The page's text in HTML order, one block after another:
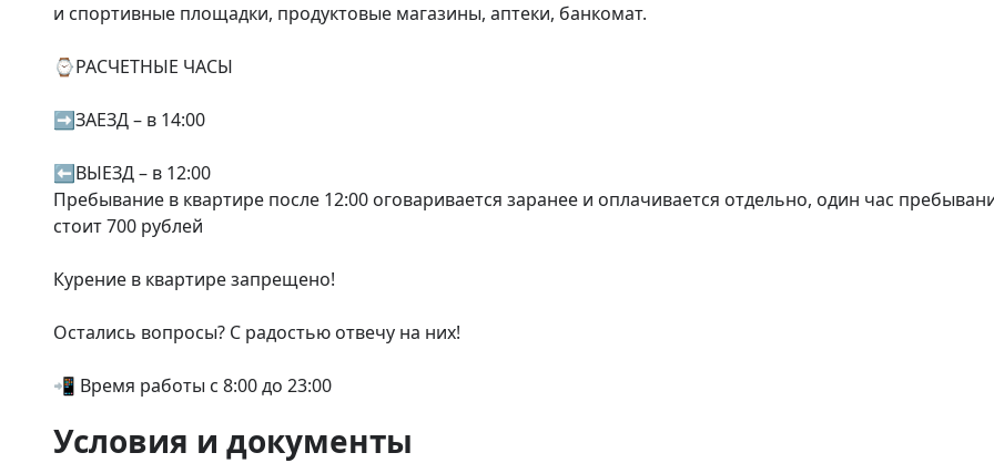
и спортивные площадки, продуктовые магазины, аптеки, банкомат.
⌚️РАСЧЕТНЫЕ ЧАСЫ
➡️ЗАЕЗД – в 14:00
⬅️ВЫЕЗД – в 12:00
Пребывание в квартире после 12:00 оговаривается заранее и оплачивается отдельно, один час
стоит 700 рублей
Курение в квартире запрещено!
Остались вопросы? С радостью отвечу на них!
📲 Время работы с 8:00 до 23:00
Условия и документы